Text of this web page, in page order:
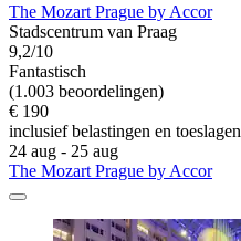
The Mozart Prague by Accor
Stadscentrum van Praag
9,2/10
Fantastisch
(1.003 beoordelingen)
€ 190
inclusief belastingen en toeslagen
24 aug - 25 aug
The Mozart Prague by Accor